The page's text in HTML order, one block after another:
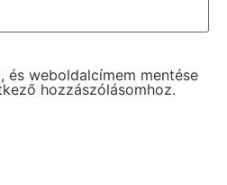
és weboldalcímem mentése
hozzászólásomhoz.